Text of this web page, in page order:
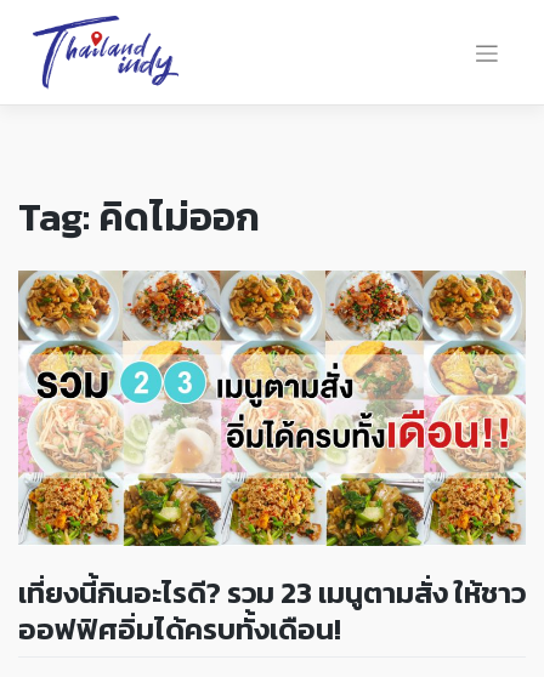
Tag: คิดไม่ออก
เที่ยงนี้กินอะไรดี? รวม 23 เมนูตามสั่ง ให้ชาว
ออฟฟิศอิ่มได้ครบทั้งเดือน!